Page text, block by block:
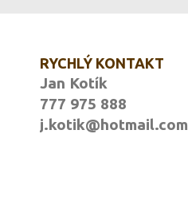
RYCHLÝ KONTAKT
Jan Kotík
777 975 888
j.kotik@hotmail.com